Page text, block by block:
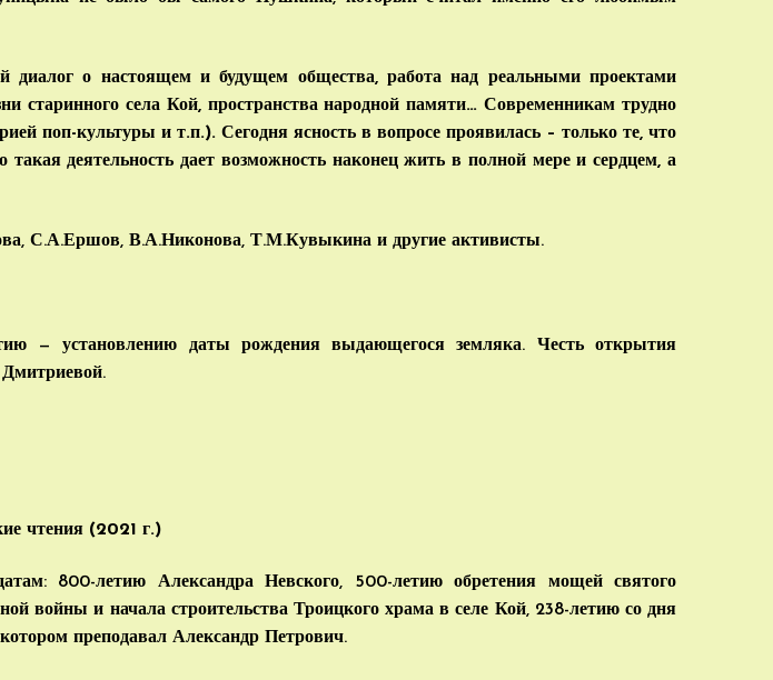
о настоящем и будущем общества, работа над реальными проектами
старинного села Кой, пространства народной памяти… Современникам трудно
поп-культуры и т.п.). Сегодня ясность в вопросе проявилась – только те, что
деятельность дает возможность наконец жить в полной мере и сердцем, а
С.А.Ершов, В.А.Никонова, Т.М.Кувыкина и другие активисты.
— установлению даты рождения выдающегося земляка. Честь открытия
Дмитриевой.
чтения (2021 г.)
800-летию Александра Невского, 500-летию обретения мощей святого
войны и начала строительства Троицкого храма в селе Кой, 238-летию со дня
преподавал Александр Петрович.